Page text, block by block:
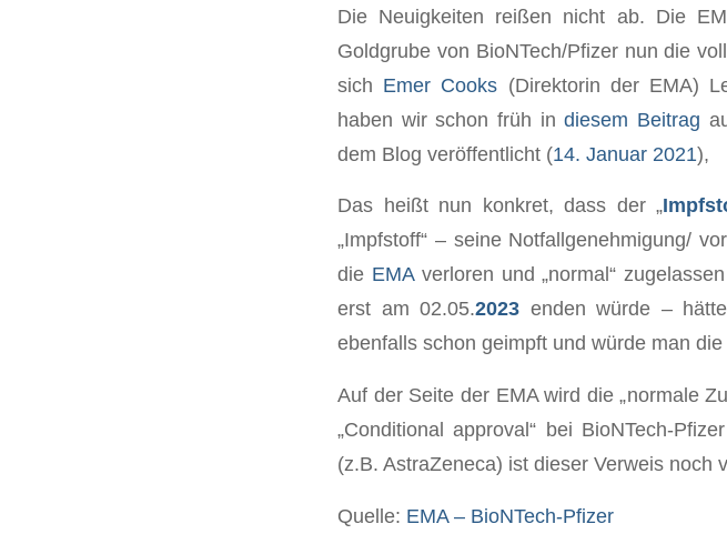
Die Neuigkeiten reißen nicht ab. Die
Goldgrube von BioNTech/Pfizer nun die
sich Emer Cooks (Direktorin der EMA)
haben wir schon früh indiesem Beitrag
dem Blog veröffentlicht (14. Januar 2021),
Das heißt nun konkret, dass der „
„Impfstoff“ – seine Notfallgenehmigung/
die EMAverloren und „normal“
erst am 02.05.2023 enden würde –
ebenfalls schon geimpft und würde man
Auf der Seite der EMA wird die „normale
„Conditional approval“ bei BioNTech-
(z.B. AstraZeneca) ist dieser Verweis noch
Quelle: EMA – BioNTech-Pfizer